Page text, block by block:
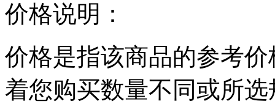
价格说明：
价格是指该商品的参考
着您购买数量不同或所